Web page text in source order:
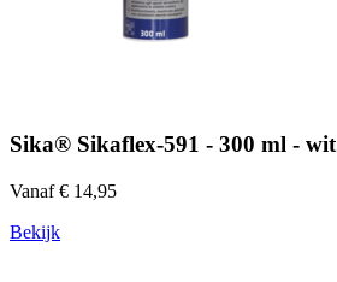
Sika® Sikaflex-591 - 300 ml - wit
Vanaf € 14,95
Bekijk